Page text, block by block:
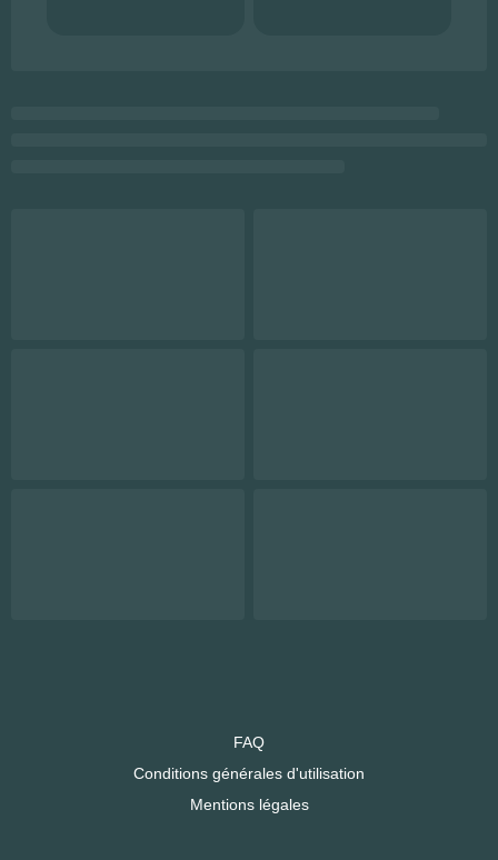
FAQ
Conditions générales d'utilisation
Mentions légales